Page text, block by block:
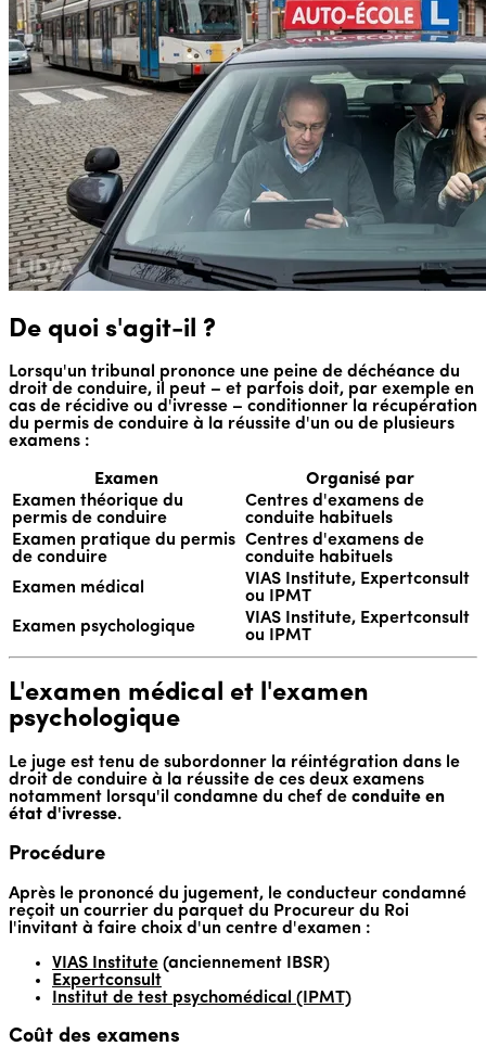
De quoi s'agit-il ?
Lorsqu'un tribunal prononce une peine de déchéance du
droit de conduire, il peut – et parfois doit, par exemple en
cas de récidive ou d'ivresse – conditionner la récupération
du permis de conduire à la réussite d'un ou de plusieurs
examens :
Examen
Organisé par
Examen théorique du
permis de conduire
Centres d'examens de
conduite habituels
Examen pratique du permis
de conduire
Centres d'examens de
conduite habituels
Examen médical
VIAS Institute, Expertconsult
ou IPMT
Examen psychologique
VIAS Institute, Expertconsult
ou IPMT
L'examen médical et l'examen
psychologique
Le juge est tenu de subordonner la réintégration dans le
droit de conduire à la réussite de ces deux examens
notamment lorsqu'il condamne du chef de conduite en
état d'ivresse.
Procédure
Après le prononcé du jugement, le conducteur condamné
reçoit un courrier du parquet du Procureur du Roi
l'invitant à faire choix d'un centre d'examen :
VIAS Institute (anciennement IBSR)
Expertconsult
Institut de test psychomédical (IPMT)
Coût des examens